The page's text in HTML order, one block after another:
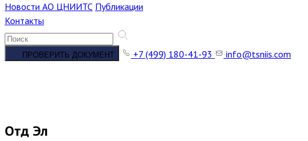
Новости АО ЦНИИТС Публикации
Контакты
ПРОВЕРИТЬ ДОКУМЕНТ +7 (499) 180-41-93 info@tsniis.com
Отд Эл